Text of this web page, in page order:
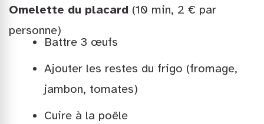
Omelette du placard (10 min, 2 € par
personne)
Battre 3 œufs
Ajouter les restes du frigo (fromage,
jambon, tomates)
Cuire à la poêle